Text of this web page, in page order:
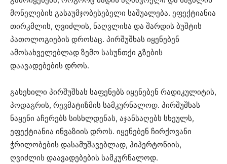
მონელების გასაუმჯობესებელი საშუალება. ეფექტიანია
თირკმლის, ღვიძლის, ნაღვლისა და შარდის ბუშტის
პათოლოგიების დროსაც. პირშუშხას იყენებენ
ამოსახველებლად ზემო სასუნთქი გზების
დაავადებების დროს.
გახეხილი პირშუშხას საფენებს იყენებენ რადიკულიტის,
პოდაგრის, რევმატიზმის სამკურნალოდ. პირშუშხას
ნაყენი აჩერებს სისხლდენას, აჯანსაღებს სხეულს,
ეფექტიანია ინვაზიის დროს. იყენებენ ჩირქოვანი
ჭრილობების დასამუშავებლად, ჰიპერტონიის,
ღვიძლის დაავადებების სამკურნალოდ.